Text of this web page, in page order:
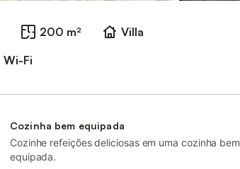
200 m²
Villa
Wi-Fi
Cozinha bem equipada
Cozinhe refeições deliciosas em uma cozinha bem
equipada.